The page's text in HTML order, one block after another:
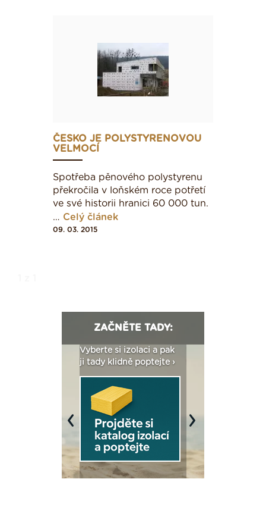
ČESKO JE POLYSTYRENOVOU
VELMOCÍ
Spotřeba pěnového polystyrenu
překročila v loňském roce potřetí
ve své historii hranici 60 000 tun.
… Celý článek
09. 03. 2015
ZAČNĚTE TADY:
Vyberte si izolaci a pak
ji tady klidně poptejte ›
Previous Next